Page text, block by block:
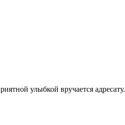
улыбкой вручается адресату.